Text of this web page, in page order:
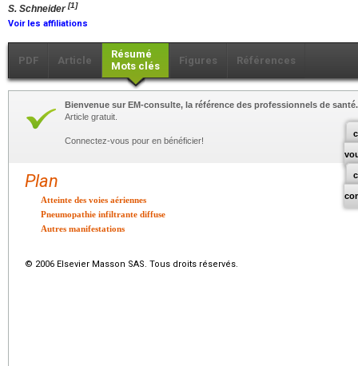
S. Schneider[1]
Voir les affiliations
PDF Article
Résumé
Mots clés
Figures Références
Bienvenue sur EM-consulte, la référence des professionnels de santé.
Article gratuit.
Connectez-vous pour en bénéficier!
Plan
Atteinte des voies aériennes
Pneumopathie infiltrante diffuse
Autres manifestations
© 2006 Elsevier Masson SAS. Tous droits réservés.